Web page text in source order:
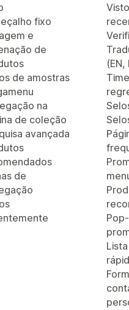
fixo
e
de
de amostras
na
de coleção
avançada
de
(EN,